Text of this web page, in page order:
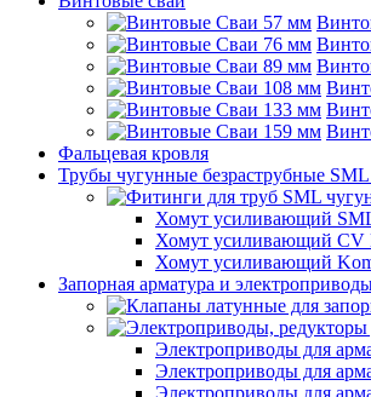
Фальцевая кровля
Трубы чугунные безраструбные
Хомут усиливающий
Хомут усиливающий CV
Хомут усиливающий
Запорная арматура и
Электроприводы для
Электроприводы для
Электроприводы для